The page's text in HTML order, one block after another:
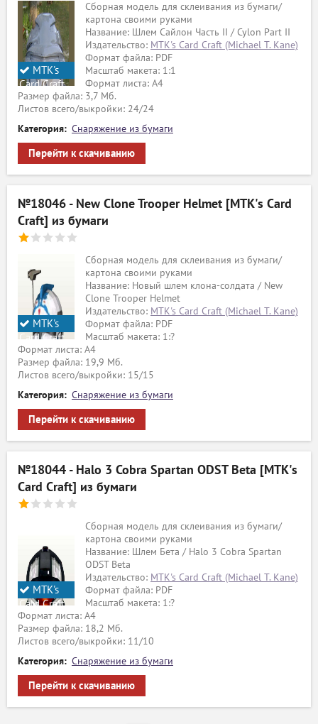
MTK's
Card Craft
Сборная модель для склеивания из бумаги/
картона своими руками
Название: Шлем Сайлон Часть II / Cylon Part II
Издательство: MTK's Card Craft (Michael T. Kane)
Формат файла: PDF
Масштаб макета: 1:1
Формат листа: А4
Размер файла: 3,7 Мб.
Листов всего/выкройки: 24/24
Категория: Снаряжение из бумаги
Перейти к скачиванию
№18046 - New Clone Trooper Helmet [MTK's Card
Craft] из бумаги
MTK's
Card Craft
Сборная модель для склеивания из бумаги/
картона своими руками
Название: Новый шлем клона-солдата / New
Clone Trooper Helmet
Издательство: MTK's Card Craft (Michael T. Kane)
Формат файла: PDF
Масштаб макета: 1:?
Формат листа: А4
Размер файла: 19,9 Мб.
Листов всего/выкройки: 15/15
Категория: Снаряжение из бумаги
Перейти к скачиванию
№18044 - Halo 3 Cobra Spartan ODST Beta [MTK's
Card Craft] из бумаги
MTK's
Card Craft
Сборная модель для склеивания из бумаги/
картона своими руками
Название: Шлем Бета / Halo 3 Cobra Spartan
ODST Beta
Издательство: MTK's Card Craft (Michael T. Kane)
Формат файла: PDF
Масштаб макета: 1:?
Формат листа: А4
Размер файла: 18,2 Мб.
Листов всего/выкройки: 11/10
Категория: Снаряжение из бумаги
Перейти к скачиванию